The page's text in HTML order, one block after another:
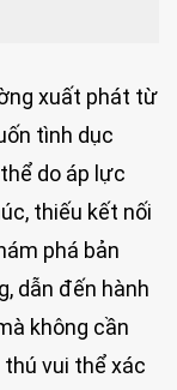
xuất phát từ
tình dục
do áp lực
thiếu kết nối
phá bản
dẫn đến hành
không cần
vui thể xác